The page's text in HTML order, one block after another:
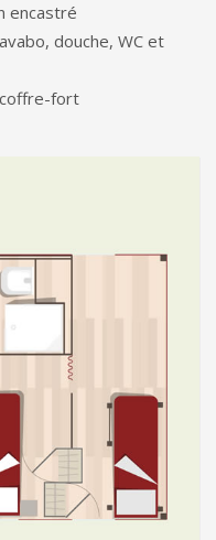
encastré
douche, WC et
fort